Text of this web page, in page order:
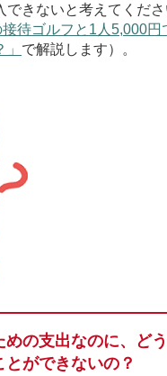
できないと考えてくだ
接待ゴルフと1人5,000
で解説します）。
めの支出なのに、ど
ができないの？